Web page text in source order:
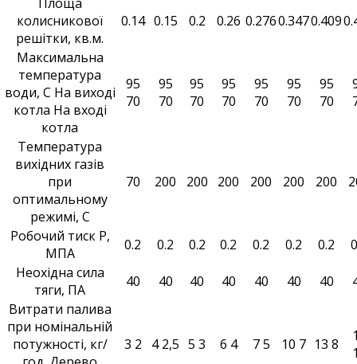
колисникової
решітки, кв.м.
0.14 0.15 0.2 0.26 0.2760.3470.409
Максимальна
температура
води, С На виході
котла На вході
котла
95
70
95
70
95
70
95
70
95
70
95
70
95
70
Температура
вихідних газів
при
оптимальному
режимі, С
70 200 200 200 200 200 200
Робочий тиск Р,
МПА
0.2 0.2 0.2 0.2 0.2 0.2 0.2
Неохідна сила
тяги, ПА
40 40 40 40 40 40 40
Витрати палива
при номінальній
потужності, кг/
3 2 4 2,5 5 3 6 4 7 5 10 7 13 8